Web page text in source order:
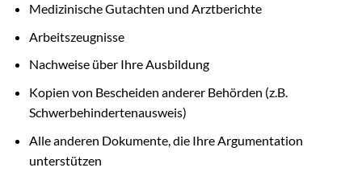
Medizinische Gutachten und Arztberichte
Arbeitszeugnisse
Nachweise über Ihre Ausbildung
Kopien von Bescheiden anderer Behörden (z.B.
Schwerbehindertenausweis)
Alle anderen Dokumente, die Ihre Argumentation
unterstützen